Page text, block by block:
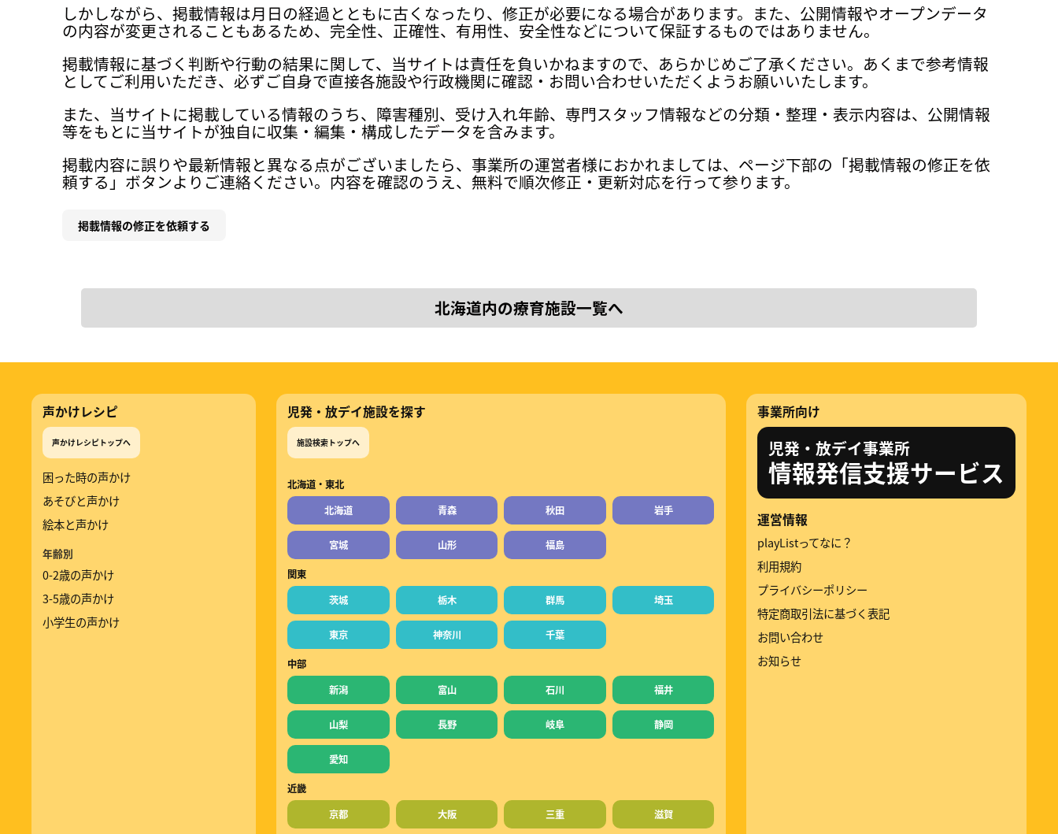
しかしながら、掲載情報は月日の経過とともに古くなったり、修正が必要になる場合があります。また、公開情報やオープンデータ
の内容が変更されることもあるため、完全性、正確性、有用性、安全性などについて保証するものではありません。
掲載情報に基づく判断や行動の結果に関して、当サイトは責任を負いかねますので、あらかじめご了承ください。あくまで参考情報
としてご利用いただき、必ずご自身で直接各施設や行政機関に確認・お問い合わせいただくようお願いいたします。
また、当サイトに掲載している情報のうち、障害種別、受け入れ年齢、専門スタッフ情報などの分類・整理・表示内容は、公開情報
等をもとに当サイトが独自に収集・編集・構成したデータを含みます。
掲載内容に誤りや最新情報と異なる点がございましたら、事業所の運営者様におかれましては、ページ下部の「掲載情報の修正を依
頼する」ボタンよりご連絡ください。内容を確認のうえ、無料で順次修正・更新対応を行って参ります。
掲載情報の修正を依頼する
北海道内の療育施設一覧へ
声かけレシピ
声かけレシピトップへ
困った時の声かけ
あそびと声かけ
絵本と声かけ
年齢別
0-2歳の声かけ
3-5歳の声かけ
小学生の声かけ
児発・放デイ施設を探す
施設検索トップへ
北海道・東北
北海道
青森 秋田 岩手
宮城 山形 福島
関東
茨城
栃木 群馬 埼玉
東京 神奈川 千葉
中部
新潟
富山 石川 福井
山梨 長野 岐阜 静岡
愛知
近畿
京都
大阪 三重 滋賀
事業所向け
児発・放デイ事業所
情報発信支援サービス
運営情報
playListってなに？
利用規約
プライバシーポリシー
特定商取引法に基づく表記
お問い合わせ
お知らせ